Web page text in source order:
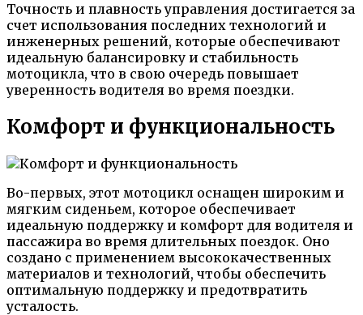
Точность и плавность управления достигается за
счет использования последних технологий и
инженерных решений, которые обеспечивают
идеальную балансировку и стабильность
мотоцикла, что в свою очередь повышает
уверенность водителя во время поездки.
Комфорт и функциональность
Во-первых, этот мотоцикл оснащен широким и
мягким сиденьем, которое обеспечивает
идеальную поддержку и комфорт для водителя и
пассажира во время длительных поездок. Оно
создано с применением высококачественных
материалов и технологий, чтобы обеспечить
оптимальную поддержку и предотвратить
усталость.